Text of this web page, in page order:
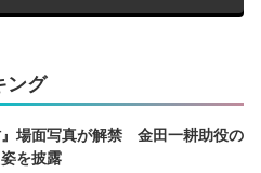
ング
』場面写真が解禁 金田一耕助役の
を披露